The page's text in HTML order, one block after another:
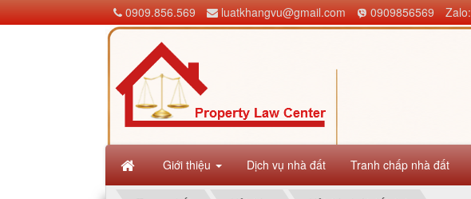
Giới thiệu Dịch vụ nhà đất Tranh chấp nhà đất
0909.856.569 luatkhangvu@gmail.com 0909856569